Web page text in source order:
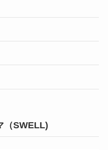
（SWELL)